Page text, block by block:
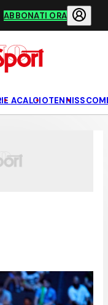
ABBONATI ORA
ACALCIOTENNIS